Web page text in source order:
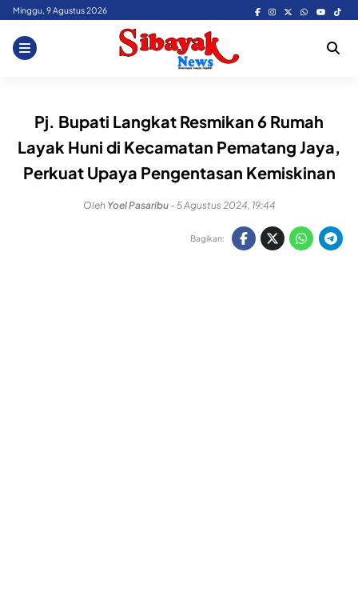
Skip
content
Minggu, 9 Agustus 2026
Pj. Bupati Langkat Resmikan 6 Rumah
Layak Huni di Kecamatan Pematang Jaya,
Perkuat Upaya Pengentasan Kemiskinan
Oleh Yoel Pasaribu - 5 Agustus 2024, 19:44
Bagikan: